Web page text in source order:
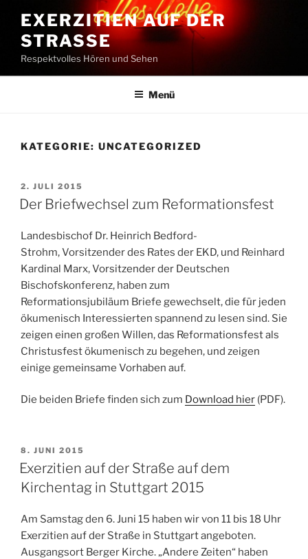
Inhalt
springen
EXERZITIEN AUF DER
STRASSE
Respektvolles Hören und Sehen
Menü
KATEGORIE: UNCATEGORIZED
VERÖFFENTLICHT
AM
2. JULI 2015
Der Briefwechsel zum Reformationsfest
Landesbischof Dr. Heinrich Bedford-
Strohm, Vorsitzender des Rates der EKD, und Reinhard
Kardinal Marx, Vorsitzender der Deutschen
Bischofskonferenz, haben zum
Reformationsjubiläum Briefe gewechselt, die für jeden
ökumenisch Interessierten spannend zu lesen sind. Sie
zeigen einen großen Willen, das Reformationsfest als
Christusfest ökumenisch zu begehen, und zeigen
einige gemeinsame Vorhaben auf.
Die beiden Briefe finden sich zum Download hier (PDF).
VERÖFFENTLICHT
AM
8. JUNI 2015
Exerzitien auf der Straße auf dem
Kirchentag in Stuttgart 2015
Am Samstag den 6. Juni 15 haben wir von 11 bis 18 Uhr
Exerzitien auf der Straße in Stuttgart angeboten.
Ausgangsort Berger Kirche. „Andere Zeiten“ haben